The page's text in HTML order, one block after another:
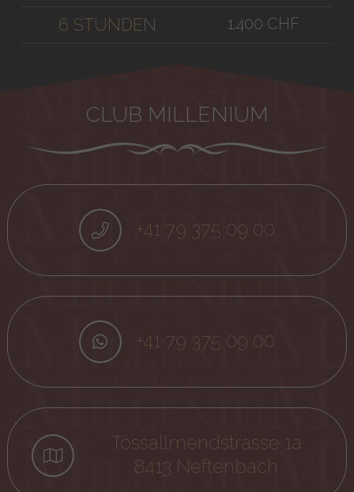
6 STUNDEN 1.400 CHF
CLUB MILLENIUM
+41 79 375 09 00
+41 79 375 09 00
Tössallmendstrasse 1a
8413 Neftenbach